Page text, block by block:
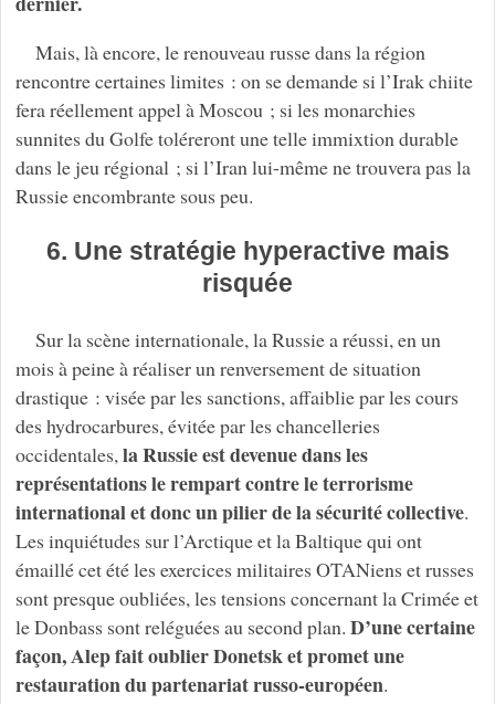
Mais, là encore, le renouveau russe dans la région
rencontre certaines limites : on se demande si l’Irak chiite
fera réellement appel à Moscou ; si les monarchies
sunnites du Golfe toléreront une telle immixtion durable
dans le jeu régional ; si l’Iran lui-même ne trouvera pas la
Russie encombrante sous peu.
6. Une stratégie hyperactive mais
risquée
Sur la scène internationale, la Russie a réussi, en un
mois à peine à réaliser un renversement de situation
drastique : visée par les sanctions, affaiblie par les cours
des hydrocarbures, évitée par les chancelleries
occidentales,la Russie est devenue dans les
représentations le rempart contre le terrorisme
international et donc un pilier de la sécurité collective.
Les inquiétudes sur l’Arctique et la Baltique qui ont
émaillé cet été les exercices militaires OTANiens et russes
sont presque oubliées, les tensions concernant la Crimée et
le Donbass sont reléguées au second plan. D’une certaine
façon, Alep fait oublier Donetsk et promet une
restauration du partenariat russo-européen.